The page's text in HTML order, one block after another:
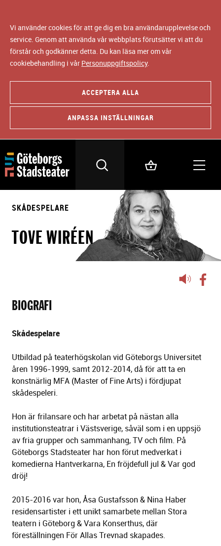
Vi använder cookies för att ge dig en bra användarupplevelse och
service. Genom att använda vår webbplats förutsätter vi att du
förstår och godkänner detta. Du kan läsa mer om vår
cookiebehandling i vår Personuppgiftspolicy.
ACCEPTERA ALLA
ANPASSA INSTÄLLNINGAR
SKÅDESPELARE
TOVE WIRÉEN
Lyssna
BIOGRAFI
Skådespelare
Utbildad på teaterhögskolan vid Göteborgs Universitet
åren 1996-1999, samt 2012-2014, då för att ta en
konstnärlig MFA (Master of Fine Arts) i fördjupat
skådespeleri.
Hon är frilansare och har arbetat på nästan alla
institutionsteatrar i Västsverige, såväl som i en uppsjö
av fria grupper och sammanhang, TV och film. På
Göteborgs Stadsteater har hon förut medverkat i
komedierna Hantverkarna, En fröjdefull jul & Var god
dröj!
2015-2016 var hon, Åsa Gustafsson & Nina Haber
residensartister i ett unikt samarbete mellan Stora
teatern i Göteborg & Vara Konserthus, där
föreställningen För Allas Trevnad skapades.